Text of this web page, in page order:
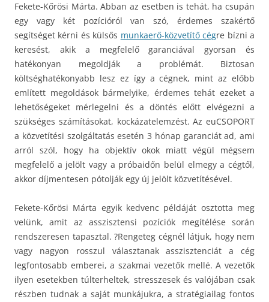
Fekete-Kőrösi Márta. Abban az esetben is tehát, ha csupán
egy vagy két pozícióról van szó, érdemes szakértő
segítséget kérni és külsős munkaerő-közvetítő cégre bízni a
keresést, akik a megfelelő garanciával gyorsan és
hatékonyan megoldják a problémát. Biztosan
költséghatékonyabb lesz ez így a cégnek, mint az előbb
említett megoldások bármelyike, érdemes tehát ezeket a
lehetőségeket mérlegelni és a döntés előtt elvégezni a
szükséges számításokat, kockázatelemzést. Az euCSOPORT
a közvetítési szolgáltatás esetén 3 hónap garanciát ad, ami
arról szól, hogy ha objektív okok miatt végül mégsem
megfelelő a jelölt vagy a próbaidőn belül elmegy a cégtől,
akkor díjmentesen pótolják egy új jelölt közvetítésével.
Fekete-Kőrösi Márta egyik kedvenc példáját osztotta meg
velünk, amit az asszisztensi pozíciók megítélése során
rendszeresen tapasztal. ?Rengeteg cégnél látjuk, hogy nem
vagy nagyon rosszul választanak asszisztenciát a cég
legfontosabb emberei, a szakmai vezetők mellé. A vezetők
ilyen esetekben túlterheltek, stresszesek és valójában csak
részben tudnak a saját munkájukra, a stratégiailag fontos